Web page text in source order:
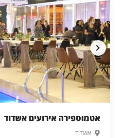
אטמוספירה אירועים אשדוד
אשדוד